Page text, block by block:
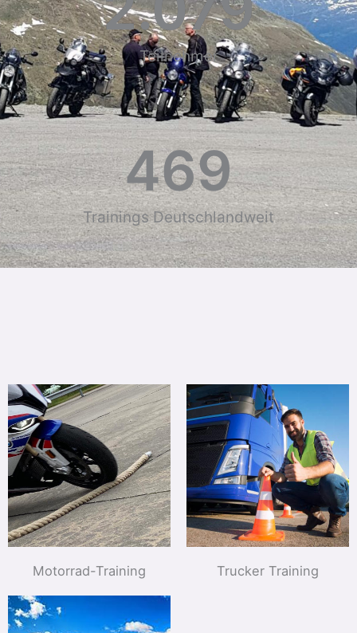
Teilnehmer
Trainings Deutschlandweit
469
Motorrad-Training Trucker Training